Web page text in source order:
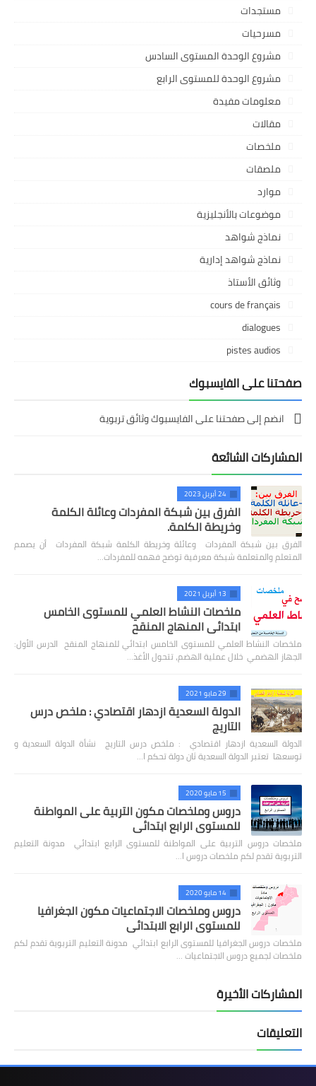
مستجدات
مسرحيات
مشروع الوحدة المستوى السادس
مشروع الوحدة للمستوى الرابع
معلومات مفيدة
مقالات
ملخصات
ملصقات
موارد
موضوعات بالأنجليزية
نماذج شواهد
نماذج شواهد إدارية
وثائق الأستاذ
cours de français
dialogues
pistes audios
صفحتنا على الفايسبوك
انضم إلى صفحتنا على الفايسبوك وثائق تربوية
المشاركات الشائعة
24 أبريل 2023
الفرق بين شبكة المفردات وعائلة الكلمة
وخريطة الكلمة.
الفرق بين شبكة المفردات وعائلة وخريطة الكلمة شبكة المفردات أن يصمم
المتعلم والمتعلمة شبكة معرفية توضح فهمه للمفردات…
13 أبريل 2021
ملخصات النشاط العلمي للمستوى الخامس
ابتدائي المنهاج المنقح
ملخصات النشاط العلمي للمستوى الخامس ابتدائي للمنهاج المنقح الدرس الأول:
الجهاز الهضمي خلال عملية الهضم، تتحول الأغذ…
29 مايو 2021
الدولة السعدية ازدهار اقتصادي : ملخص درس
التاريج
الدولة السعدية ازدهار اقتصادي : ملخص درس التاريج نشأة الدولة السعدية و
توسعها تعتبر الدولة السعدية ثان دولة تحكم ا…
15 مايو 2020
دروس وملخصات مكون التربية على المواطنة
للمستوى الرابع ابتدائي
ملخصات دروس التربية على المواطنة للمستوى الرابع ابتدائي مدونة التعليم
التربوية تقدم لكم ملخصات دروس ا…
14 مايو 2020
دروس وملخصات الاجتماعيات مكون الجغرافيا
للمستوى الرابع الابتدائي
ملخصات دروس الجغرافيا للمستوى الرابع ابتدائي مدونة التعليم التربوية تقدم لكم
ملخصات لجميع دروس الاجتماعيات …
المشاركات الأخيرة
التعليقات